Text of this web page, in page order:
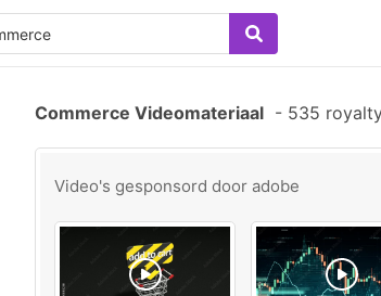
Commerce Videomateriaal - 535
Video's gesponsord door adobe